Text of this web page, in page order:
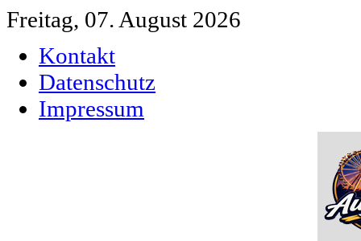
Freitag, 07. August 2026
Kontakt
Datenschutz
Impressum